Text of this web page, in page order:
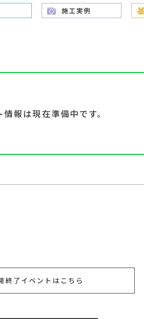
施工実例
情報は現在準備中です。
終了イベントはこちら